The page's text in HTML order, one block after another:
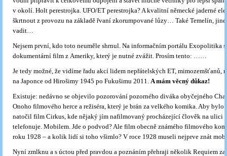
v okolí. Holt perestrojka. UFO/ET perestrojka? A kvalitní německé jaderné
škrtnout z provozu na základě řvaní zkorumpované lůzy… Také Temelín,
vadit…
Nejsem první, kdo toto neuměle shrnul. Na informačním portálu Exopolitika
dokumentární film z Ameriky, který je nutné zvážit. Prosím tento: ……
Je tedy možné, že vidíme řadu akcí lidem nepřátelských ET, mimozemšťanů,
na Japonce od Hirošimy 1945 po Fukušimu 2011. Amám věcný důkaz!
Existuje: nedávno se objevilo pozorování pozorného diváka obyčejného
Onoho filmového herce a režiséra, který je brán za velkého komika. Aby bylo
natočil film Cirkus, kde nějaký jím nafilmovaný procházející člověk na ulici
telefonuje. Mobilem. Jde o podvod? Ale film obecně známého filmového
roku 1928 – a kolik lidí si toho všimlo? V roce 1928 museli nejprve znát
Nyní zmlknu a s úctou před pravdou a poznáním přehraji několik Requiem za